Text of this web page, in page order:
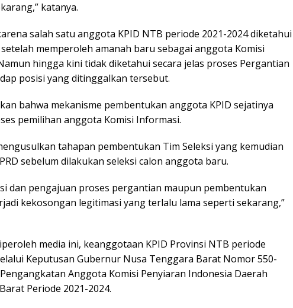
katanya.
salah satu anggota KPID NTB periode 2021-2024 diketahui
memperoleh amanah baru sebagai anggota Komisi
hingga kini tidak diketahui secara jelas proses Pergantian
posisi yang ditinggalkan tersebut.
bahwa mekanisme pembentukan anggota KPID sejatinya
pemilihan anggota Komisi Informasi.
tahapan pembentukan Tim Seleksi yang kemudian
sebelum dilakukan seleksi calon anggota baru.
dan pengajuan proses pergantian maupun pembentukan
kekosongan legitimasi yang terlalu lama seperti sekarang,”
media ini, keanggotaan KPID Provinsi NTB periode
Keputusan Gubernur Nusa Tenggara Barat Nomor 550-
Anggota Komisi Penyiaran Indonesia Daerah
Periode 2021-2024.